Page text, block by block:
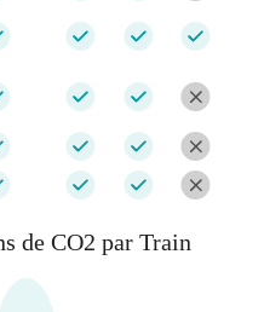
de CO2 par Train